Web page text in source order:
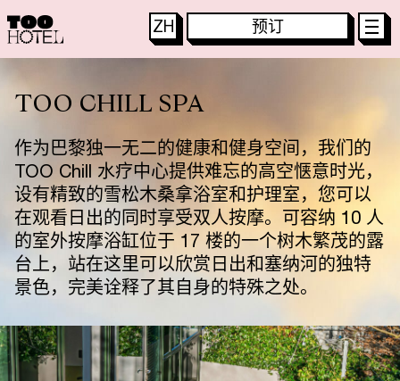
ZH
DE
JA
KO
PT
ES
预订
主页
客房和套房
特 别 优惠
TOO TACTAC
探索体验
SPA TOO CHILL 水療中心
街区
会 议 与 活动
联系我 们
TOO CHILL SPA
作为巴黎独一无二的健康和健身空间，我们的
TOO Chill 水疗中心提供难忘的高空惬意时光，
设有精致的雪松木桑拿浴室和护理室，您可以
在观看日出的同时享受双人按摩。可容纳 10 人
的室外按摩浴缸位于 17 楼的一个树木繁茂的露
台上，站在这里可以欣赏日出和塞纳河的独特
景色，完美诠释了其自身的特殊之处。